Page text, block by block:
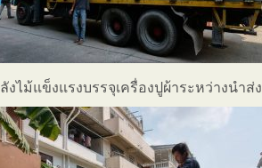
ลังไม้แข็งแรงบรรจุเครื่องปูผ้าระหว่างนำส่ง